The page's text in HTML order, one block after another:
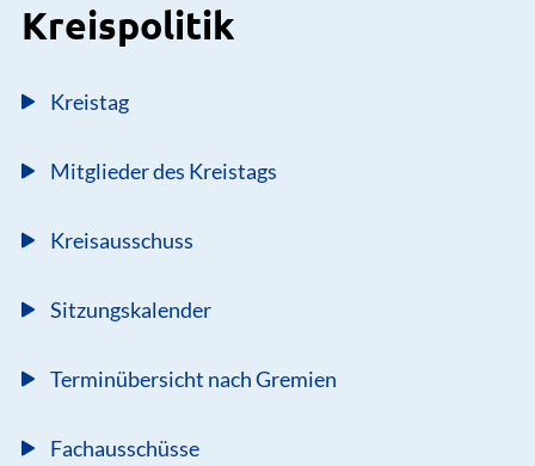
Kreispolitik
Kreistag
Mitglieder des Kreistags
Kreisausschuss
Sitzungskalender
Terminübersicht nach Gremien
Fachausschüsse